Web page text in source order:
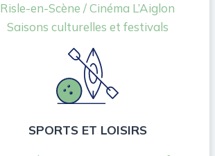
Risle-en-Scène / Cinéma L’Aiglon
Saisons culturelles et festivals
SPORTS ET LOISIRS